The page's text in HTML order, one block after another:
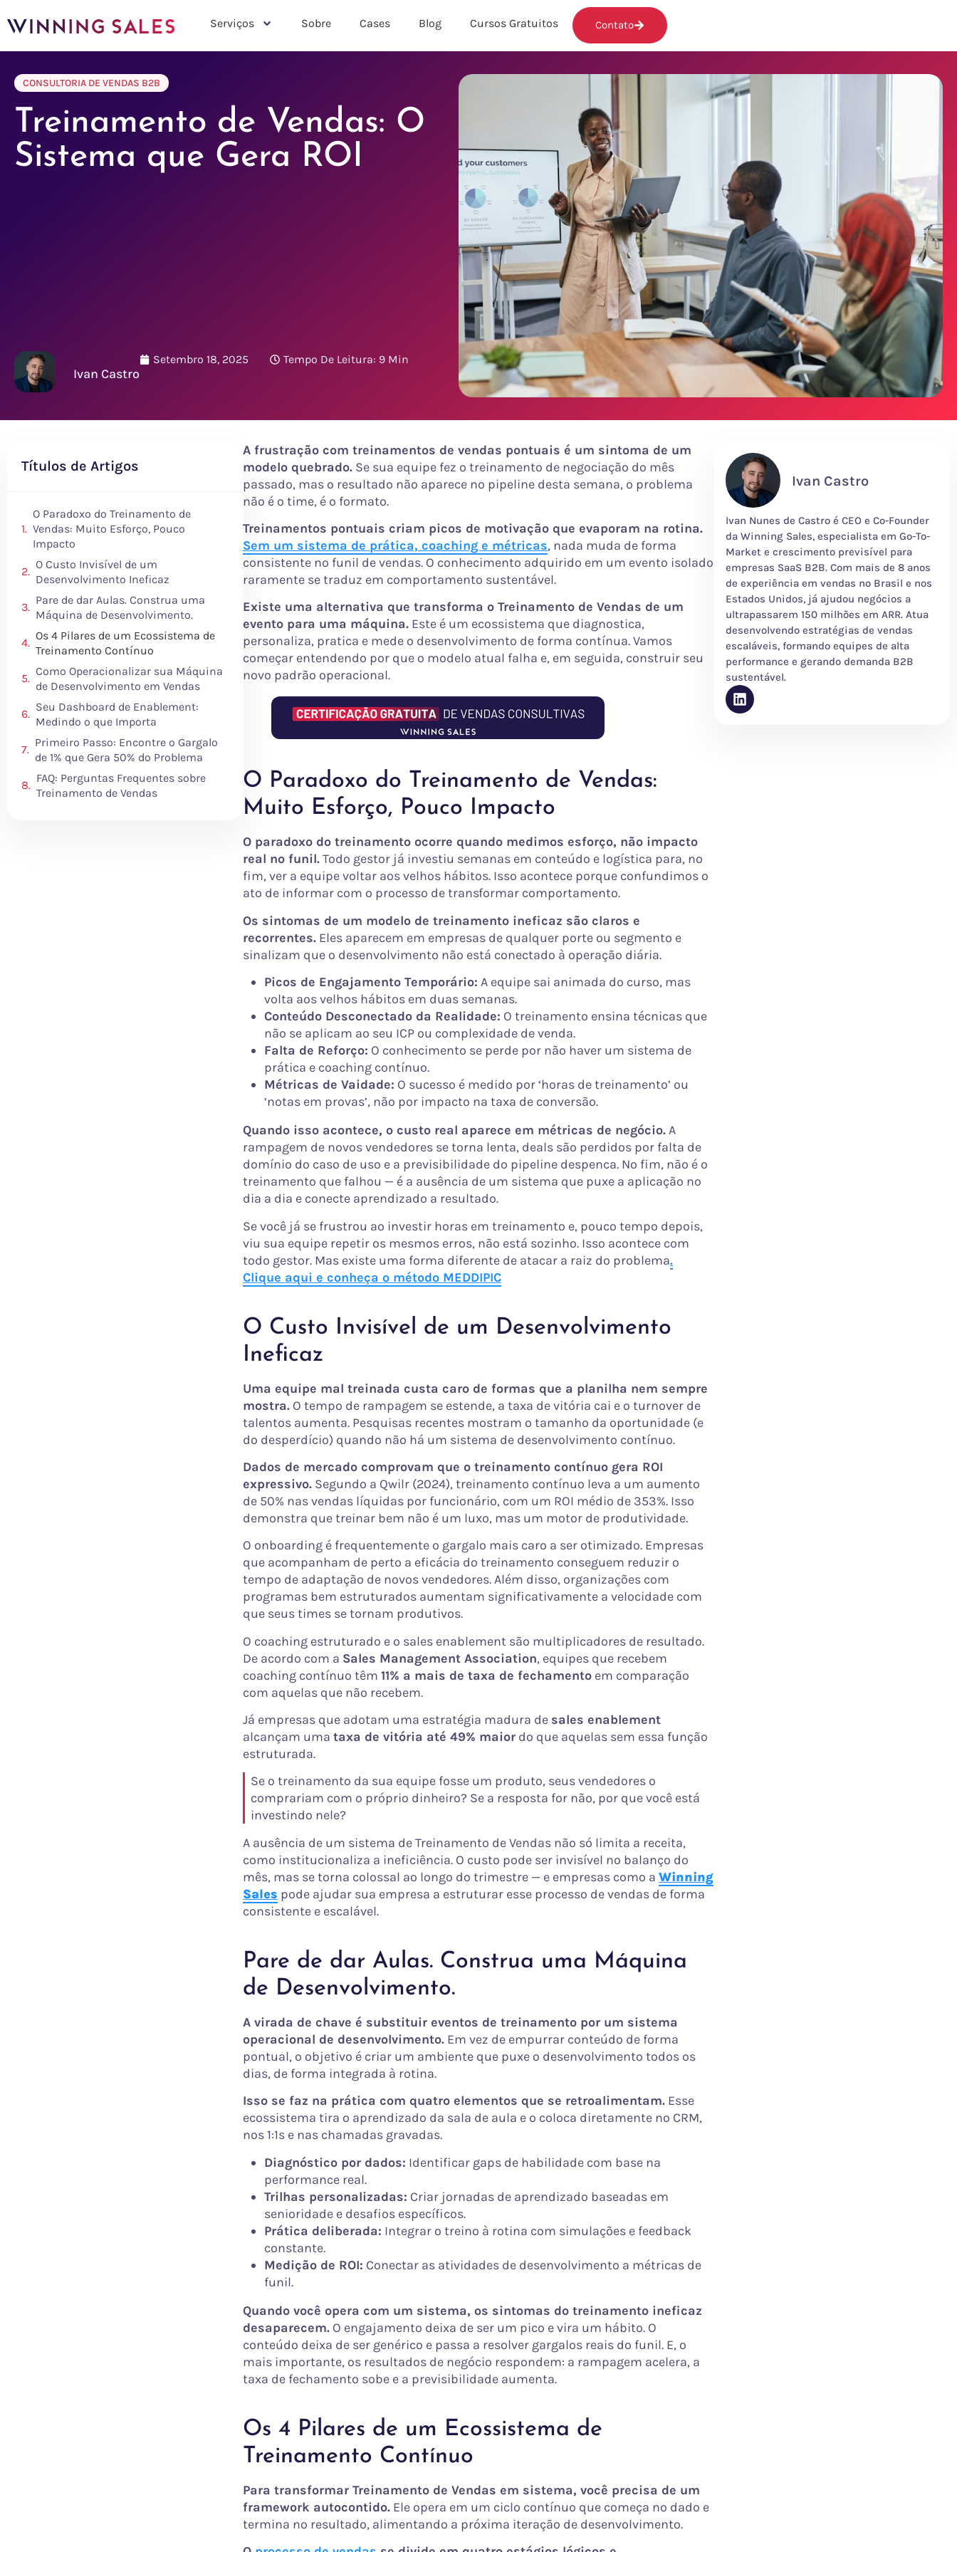
Serviços Sobre Cases Blog Cursos Gratuitos Contato
CONSULTORIA DE VENDAS B2B
Treinamento de Vendas: O
Sistema que Gera ROI
Setembro 18, 2025 Tempo De Leitura: 9 Min
Ivan Castro
Títulos de Artigos
O Paradoxo do Treinamento de
Vendas: Muito Esforço, Pouco
Impacto
O Custo Invisível de um
Desenvolvimento Ineficaz
Pare de dar Aulas. Construa uma
Máquina de Desenvolvimento.
Os 4 Pilares de um Ecossistema de
Treinamento Contínuo
Como Operacionalizar sua Máquina
de Desenvolvimento em Vendas
Seu Dashboard de Enablement:
Medindo o que Importa
Primeiro Passo: Encontre o Gargalo
de 1% que Gera 50% do Problema
FAQ: Perguntas Frequentes sobre
Treinamento de Vendas
A frustração com treinamentos de vendas pontuais é um sintoma de um
modelo quebrado. Se sua equipe fez o treinamento de negociação do mês
passado, mas o resultado não aparece no pipeline desta semana, o problema
não é o time, é o formato.
Treinamentos pontuais criam picos de motivação que evaporam na rotina.
Sem um sistema de prática, coaching e métricas, nada muda de forma
consistente no funil de vendas. O conhecimento adquirido em um evento isolado
raramente se traduz em comportamento sustentável.
Existe uma alternativa que transforma o Treinamento de Vendas de um
evento para uma máquina. Este é um ecossistema que diagnostica,
personaliza, pratica e mede o desenvolvimento de forma contínua. Vamos
começar entendendo por que o modelo atual falha e, em seguida, construir seu
novo padrão operacional.
O Paradoxo do Treinamento de Vendas:
Muito Esforço, Pouco Impacto
O paradoxo do treinamento ocorre quando medimos esforço, não impacto
real no funil.Todo gestor já investiu semanas em conteúdo e logística para, no
fim, ver a equipe voltar aos velhos hábitos. Isso acontece porque confundimos o
ato de informar com o processo de transformar comportamento.
Os sintomas de um modelo de treinamento ineficaz são claros e
recorrentes. Eles aparecem em empresas de qualquer porte ou segmento e
sinalizam que o desenvolvimento não está conectado à operação diária.
Picos de Engajamento Temporário: A equipe sai animada do curso, mas
volta aos velhos hábitos em duas semanas.
Conteúdo Desconectado da Realidade: O treinamento ensina técnicas que
não se aplicam ao seu ICP ou complexidade de venda.
Falta de Reforço: O conhecimento se perde por não haver um sistema de
prática e coaching contínuo.
Métricas de Vaidade: O sucesso é medido por ‘horas de treinamento’ ou
‘notas em provas’, não por impacto na taxa de conversão.
Quando isso acontece, o custo real aparece em métricas de negócio.A
rampagem de novos vendedores se torna lenta, deals são perdidos por falta de
domínio do caso de uso e a previsibilidade do pipeline despenca. No fim, não é o
treinamento que falhou — é a ausência de um sistema que puxe a aplicação no
dia a dia e conecte aprendizado a resultado.
Se você já se frustrou ao investir horas em treinamento e, pouco tempo depois,
viu sua equipe repetir os mesmos erros, não está sozinho. Isso acontece com
todo gestor. Mas existe uma forma diferente de atacar a raiz do problema.
Clique aqui e conheça o método MEDDIPIC
O Custo Invisível de um Desenvolvimento
Ineficaz
Uma equipe mal treinada custa caro de formas que a planilha nem sempre
mostra. O tempo de rampagem se estende, a taxa de vitória cai e o turnover de
talentos aumenta. Pesquisas recentes mostram o tamanho da oportunidade (e
do desperdício) quando não há um sistema de desenvolvimento contínuo.
Dados de mercado comprovam que o treinamento contínuo gera ROI
expressivo. Segundo a Qwilr (2024), treinamento contínuo leva a um aumento
de 50% nas vendas líquidas por funcionário, com um ROI médio de 353%. Isso
demonstra que treinar bem não é um luxo, mas um motor de produtividade.
O onboarding é frequentemente o gargalo mais caro a ser otimizado. Empresas
que acompanham de perto a eficácia do treinamento conseguem reduzir o
tempo de adaptação de novos vendedores. Além disso, organizações com
programas bem estruturados aumentam significativamente a velocidade com
que seus times se tornam produtivos.
O coaching estruturado e o sales enablement são multiplicadores de resultado.
De acordo com a Sales Management Association, equipes que recebem
coaching contínuo têm 11% a mais de taxa de fechamento em comparação
com aquelas que não recebem.
Já empresas que adotam uma estratégia madura de sales enablement
alcançam uma taxa de vitória até 49% maior do que aquelas sem essa função
estruturada.
Se o treinamento da sua equipe fosse um produto, seus vendedores o
comprariam com o próprio dinheiro? Se a resposta for não, por que você está
investindo nele?
A ausência de um sistema de Treinamento de Vendas não só limita a receita,
como institucionaliza a ineficiência. O custo pode ser invisível no balanço do
mês, mas se torna colossal ao longo do trimestre — e empresas como a Winning
Sales pode ajudar sua empresa a estruturar esse processo de vendas de forma
consistente e escalável.
Pare de dar Aulas. Construa uma Máquina
de Desenvolvimento.
A virada de chave é substituir eventos de treinamento por um sistema
operacional de desenvolvimento. Em vez de empurrar conteúdo de forma
pontual, o objetivo é criar um ambiente que puxe o desenvolvimento todos os
dias, de forma integrada à rotina.
Isso se faz na prática com quatro elementos que se retroalimentam. Esse
ecossistema tira o aprendizado da sala de aula e o coloca diretamente no CRM,
nos 1:1s e nas chamadas gravadas.
Diagnóstico por dados: Identificar gaps de habilidade com base na
performance real.
Trilhas personalizadas: Criar jornadas de aprendizado baseadas em
senioridade e desafios específicos.
Prática deliberada: Integrar o treino à rotina com simulações e feedback
constante.
Medição de ROI: Conectar as atividades de desenvolvimento a métricas de
funil.
Quando você opera com um sistema, os sintomas do treinamento ineficaz
desaparecem. O engajamento deixa de ser um pico e vira um hábito. O
conteúdo deixa de ser genérico e passa a resolver gargalos reais do funil. E, o
mais importante, os resultados de negócio respondem: a rampagem acelera, a
taxa de fechamento sobe e a previsibilidade aumenta.
Os 4 Pilares de um Ecossistema de
Treinamento Contínuo
Para transformar Treinamento de Vendas em sistema, você precisa de um
framework autocontido. Ele opera em um ciclo contínuo que começa no dado e
termina no resultado, alimentando a próxima iteração de desenvolvimento.
Ivan Castro
Ivan Nunes de Castro é CEO e Co-Founder
da Winning Sales, especialista em Go-To-
Market e crescimento previsível para
empresas SaaS B2B. Com mais de 8 anos
de experiência em vendas no Brasil e nos
Estados Unidos, já ajudou negócios a
ultrapassarem 150 milhões em ARR. Atua
desenvolvendo estratégias de vendas
escaláveis, formando equipes de alta
performance e gerando demanda B2B
sustentável.